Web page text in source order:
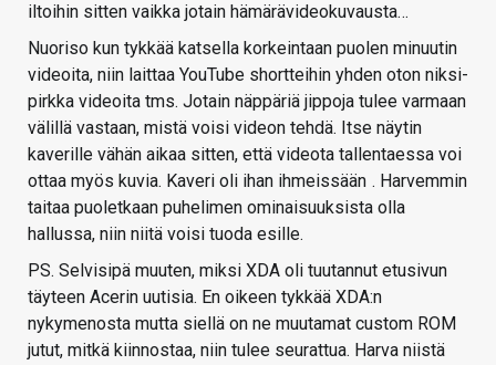
iltoihin sitten vaikka jotain hämärävideokuvausta…
Nuoriso kun tykkää katsella korkeintaan puolen minuutin
videoita, niin laittaa YouTube shortteihin yhden oton niksi-
pirkka videoita tms. Jotain näppäriä jippoja tulee varmaan
välillä vastaan, mistä voisi videon tehdä. Itse näytin
kaverille vähän aikaa sitten, että videota tallentaessa voi
ottaa myös kuvia. Kaveri oli ihan ihmeissään . Harvemmin
taitaa puoletkaan puhelimen ominaisuuksista olla
hallussa, niin niitä voisi tuoda esille.
PS. Selvisipä muuten, miksi XDA oli tuutannut etusivun
täyteen Acerin uutisia. En oikeen tykkää XDA:n
nykymenosta mutta siellä on ne muutamat custom ROM
jutut, mitkä kiinnostaa, niin tulee seurattua. Harva niistä